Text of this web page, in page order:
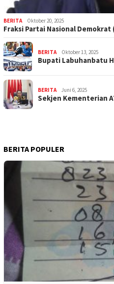
BERITA Oktober 20, 2025
Fraksi Partai Nasional
BERITA Oktober 13, 2025
Bupati Labuhanbatu
BERITA Juni 6, 2025
Sekjen Kementerian
BERITA POPULER